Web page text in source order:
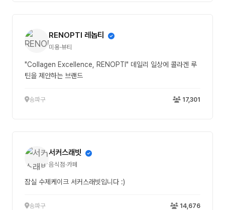
RENOPTI 레놉티
미용·뷰티
"Collagen Excellence, RENOPTI" 데일리 일상에 콜라겐 루
틴을 제안하는 브랜드
송파구 17,301
서커스래빗
음식점·카페
잠실 수제케이크 서커스래빗입니다 :)
송파구 14,676